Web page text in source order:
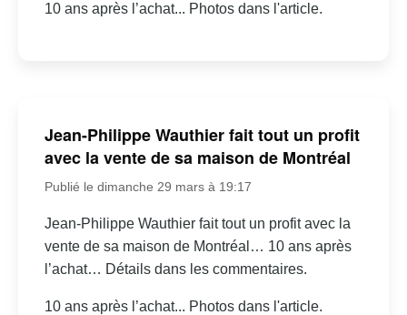
10 ans après l’achat... Photos dans l'article.
Jean-Philippe Wauthier fait tout un profit
avec la vente de sa maison de Montréal
Publié le dimanche 29 mars à 19:17
Jean-Philippe Wauthier fait tout un profit avec la
vente de sa maison de Montréal… 10 ans après
l’achat… Détails dans les commentaires.
10 ans après l’achat... Photos dans l'article.